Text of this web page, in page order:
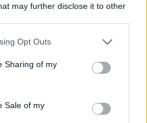
may further disclose it to other
Opt Outs
Sharing of my
Sale of my
előfizetéses
tartalmazza:
2 év napon belüli